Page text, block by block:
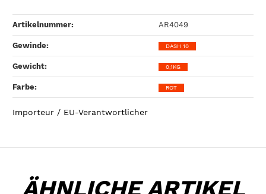
Artikelnummer: AR4049
Gewinde‍: DASH 10
Gewicht‍: 0,1KG
Farbe‍: ROT
Importeur / EU-Verantwortlicher
ÄHNLICHE ARTIKEL